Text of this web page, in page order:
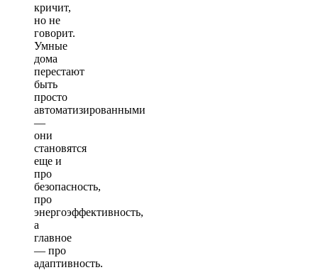
кричит,
но не
говорит.
Умные
дома
перестают
быть
просто
автоматизированными
—
они
становятся
еще и
про
безопасность,
про
энергоэффективность,
а
главное
— про
адаптивность.